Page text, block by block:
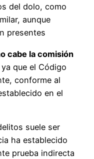
del dolo, como
aunque
presentes
cabe la comisión
que el Código
conforme al
en el
suele ser
ha establecido
prueba indirecta